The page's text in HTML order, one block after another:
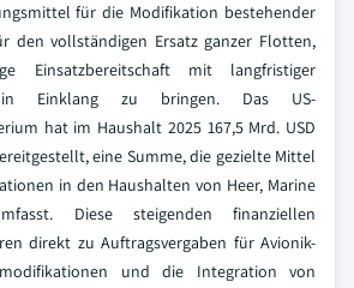
für die Modifikation bestehender
den vollständigen Ersatz ganzer Flotten,
Einsatzbereitschaft mit langfristiger
in Einklang zu bringen. Das US-
hat im Haushalt 2025 167,5 Mrd. USD
eine Summe, die gezielte Mittel
in den Haushalten von Heer, Marine
Diese steigenden finanziellen
direkt zu Auftragsvergaben für Avionik-
und die Integration von